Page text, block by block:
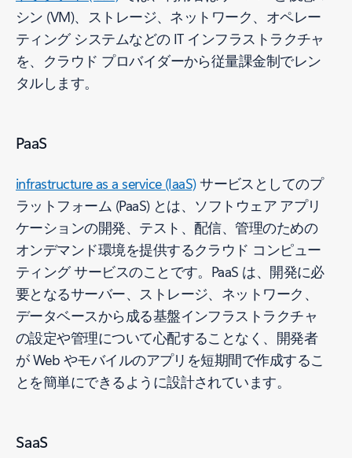
シン (VM)、ストレージ、ネットワーク、オペレー
ティング システムなどの IT インフラストラクチャ
を、クラウド プロバイダーから従量課金制でレン
タルします。
PaaS
infrastructure as a service (IaaS)サービスとしてのプ
ラットフォーム (PaaS) とは、ソフトウェア アプリ
ケーションの開発、テスト、配信、管理のための
オンデマンド環境を提供するクラウド コンピュー
ティング サービスのことです。PaaS は、開発に必
要となるサーバー、ストレージ、ネットワーク、
データベースから成る基盤インフラストラクチャ
の設定や管理について心配することなく、開発者
が Web やモバイルのアプリを短期間で作成するこ
とを簡単にできるように設計されています。
SaaS